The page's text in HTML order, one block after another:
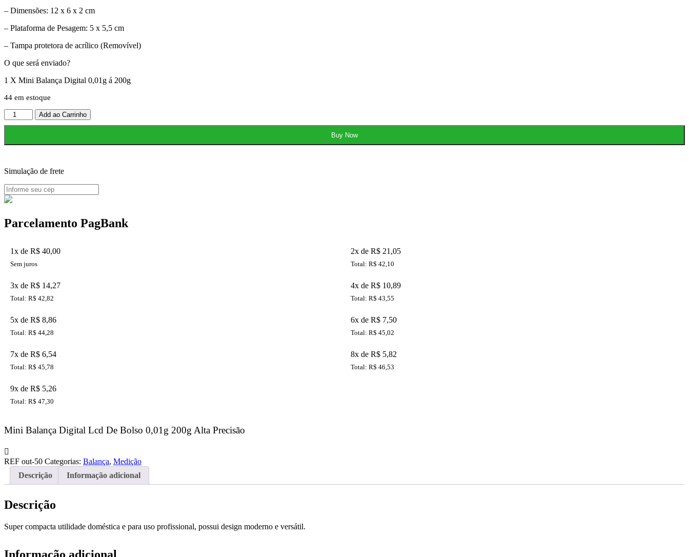
– Dimensões: 12 x 6 x 2 cm
– Plataforma de Pesagem: 5 x 5,5 cm
– Tampa protetora de acrílico (Removível)
O que será enviado?
1 X Mini Balança Digital 0,01g á 200g
44 em estoque
Mini
Balança
0,01g
Alta
Precisão
quantidade
Add ao Carrinho
Buy Now
Simulação de frete
Parcelamento PagBank
1x de R$ 40,00
Sem juros
2x de R$ 21,05
Total: R$ 42,10
3x de R$ 14,27
Total: R$ 42,82
4x de R$ 10,89
Total: R$ 43,55
5x de R$ 8,86
Total: R$ 44,28
6x de R$ 7,50
Total: R$ 45,02
7x de R$ 6,54
Total: R$ 45,78
8x de R$ 5,82
Total: R$ 46,53
9x de R$ 5,26
Total: R$ 47,30
Mini Balança Digital Lcd De Bolso 0,01g 200g Alta Precisão
REF out-50 Categorias: Balança, Medição
Descrição
Informação adicional
Descrição
Super compacta utilidade doméstica e para uso profissional, possui design moderno e versátil.
Informação adicional